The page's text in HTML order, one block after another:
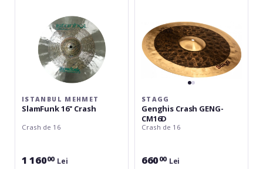
ISTANBUL MEHMET
SlamFunk 16'' Crash
Crash de 16
1 16000 Lei
STAGG
Genghis Crash GENG-
CM16D
Crash de 16
66000 Lei